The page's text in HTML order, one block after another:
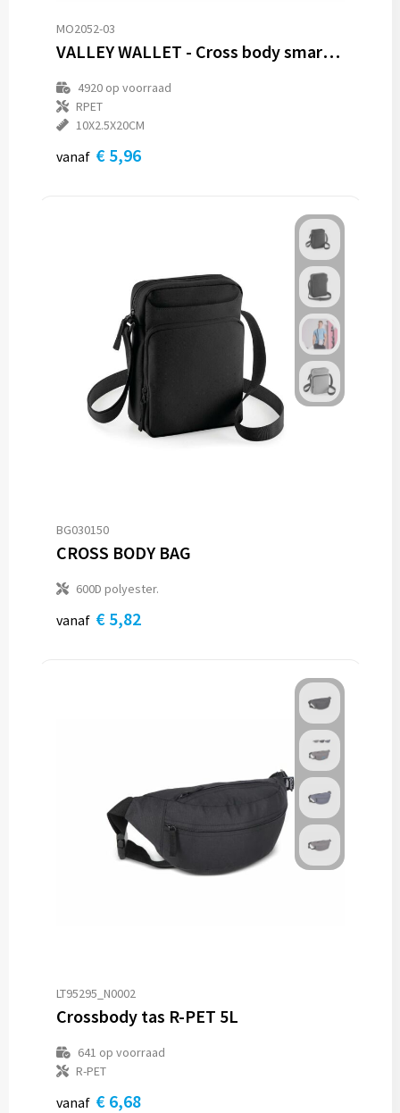
MO2052-03
VALLEY WALLET - Cross body smartphone tas
4920op voorraad
RPET
10X2.5X20CM
vanaf € 5,96
BG030150
CROSS BODY BAG
600D polyester.
vanaf € 5,82
LT95295_N0002
Crossbody tas R-PET 5L
641 op voorraad
R-PET
vanaf € 6,68